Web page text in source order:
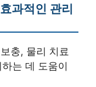
과적인 관리
충, 물리 치료
는 데 도움이